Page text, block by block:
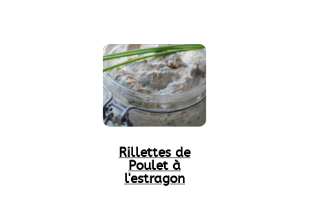
Rillettes de
Poulet à
l'estragon